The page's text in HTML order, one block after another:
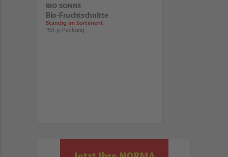
BIO SONNE
Bio-Fruchtschnitte
Ständig im Sortiment
150-g-Packung